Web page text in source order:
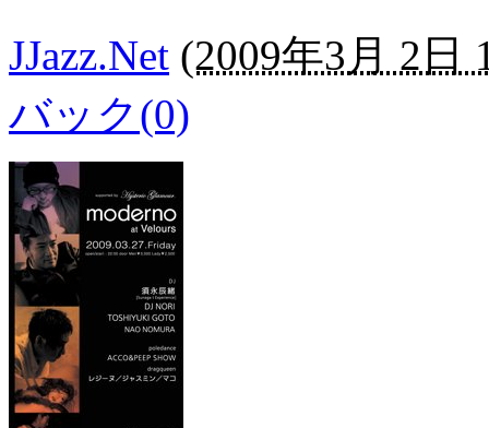
JJazz.Net (2009年3月 2日
バック(0)